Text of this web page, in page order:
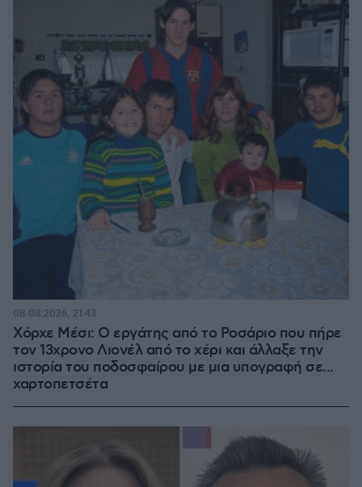
Χόρχε Μέσι: Ο εργάτης από το Ροσάριο που πήρε
τον 13χρονο Λιονέλ από το χέρι και άλλαξε την
ιστορία του ποδοσφαίρου με μια υπογραφή σε...
χαρτοπετσέτα
08.08.2026, 21:43